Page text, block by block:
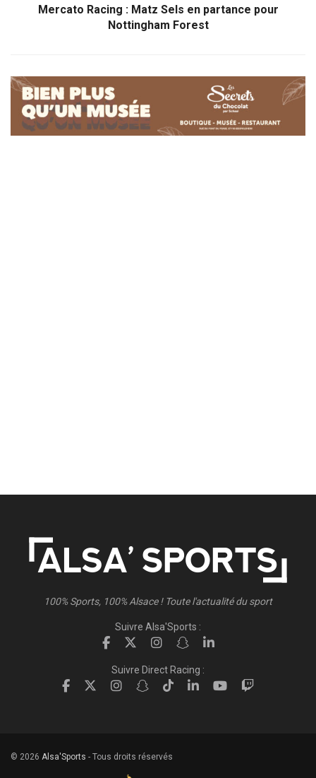
Mercato Racing : Matz Sels en partance pour
Nottingham Forest
100% Sports, 100% Alsace ! Toute l'actualité du sport
Suivre Alsa'Sports :
Suivre Direct Racing :
© 2026 Alsa'Sports - Tous droits réservés